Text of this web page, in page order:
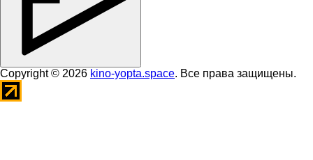
Copyright © 2026 kino-yopta.space. Все права защищены.